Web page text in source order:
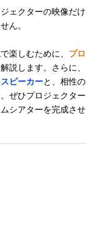
ェクターの映像だけ
ん。
楽しむために、 プロ
説します。さらに、
スピーカーと、相性の
ぜひプロジェクター
シアターを完成させ